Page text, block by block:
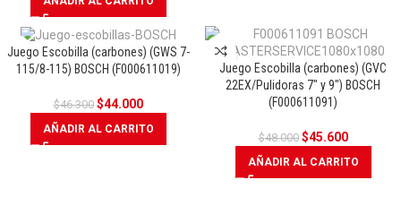
OFERTA
Juego Escobilla (carbones) (GWS 7-
115/8-115) BOSCH (F000611019)
$46.300 $44.000
AÑADIR AL CARRITO
OFERTA
Juego Escobilla (carbones) (GVC
22EX/Pulidoras 7″ y 9″) BOSCH
(F000611091)
$48.000 $45.600
AÑADIR AL CARRITO